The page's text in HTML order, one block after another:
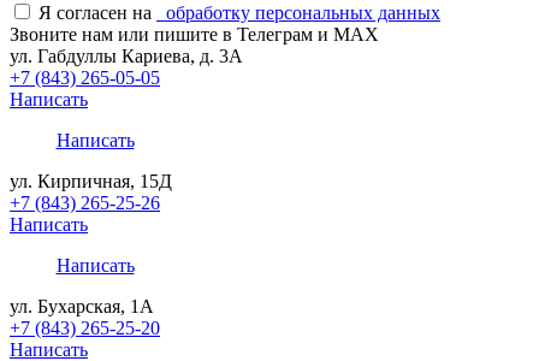
Я согласен на
обработку персональных данных
Звоните нам или пишите в Телеграм и MAX
ул. Габдуллы Кариева, д. 3А
+7 (843) 265-05-05
Написать
Написать
ул. Кирпичная, 15Д
+7 (843) 265-25-26
Написать
Написать
ул. Бухарская, 1А
+7 (843) 265-25-20
Написать